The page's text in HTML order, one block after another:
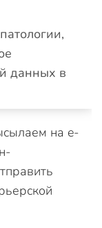
данных в
на e-